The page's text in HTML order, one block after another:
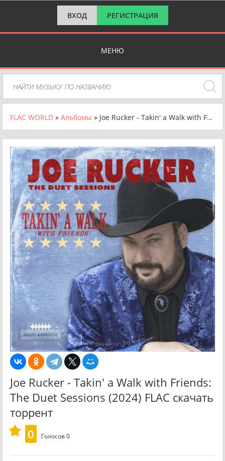
ВХОД РЕГИСТРАЦИЯ
МЕНЮ
FLAC WORLD » Альбомы » Joe Rucker - Takin' a Walk with Friends: The Duet Sessions (2024) FLAC
Joe Rucker - Takin' a Walk with Friends:
The Duet Sessions (2024) FLAC скачать
торрент
0
Голосов0